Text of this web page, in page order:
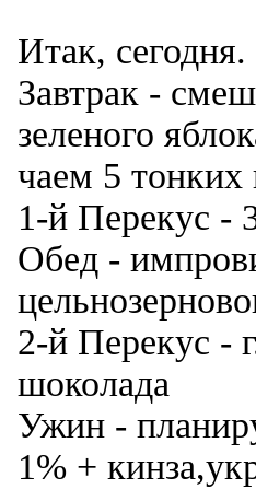
Итак, сегодня.
Завтрак -
зеленого
чаем 5
1-й Перекус -
Обед -
2-й Перекус -
шоколада
Ужин -
1% +